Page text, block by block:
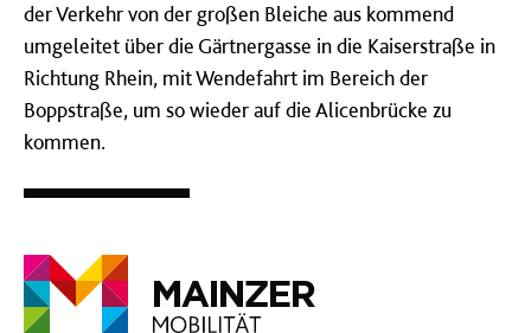
der Verkehr von der großen Bleiche aus kommend
umgeleitet über die Gärtnergasse in die Kaiserstraße in
Richtung Rhein, mit Wendefahrt im Bereich der
Boppstraße, um so wieder auf die Alicenbrücke zu
kommen.